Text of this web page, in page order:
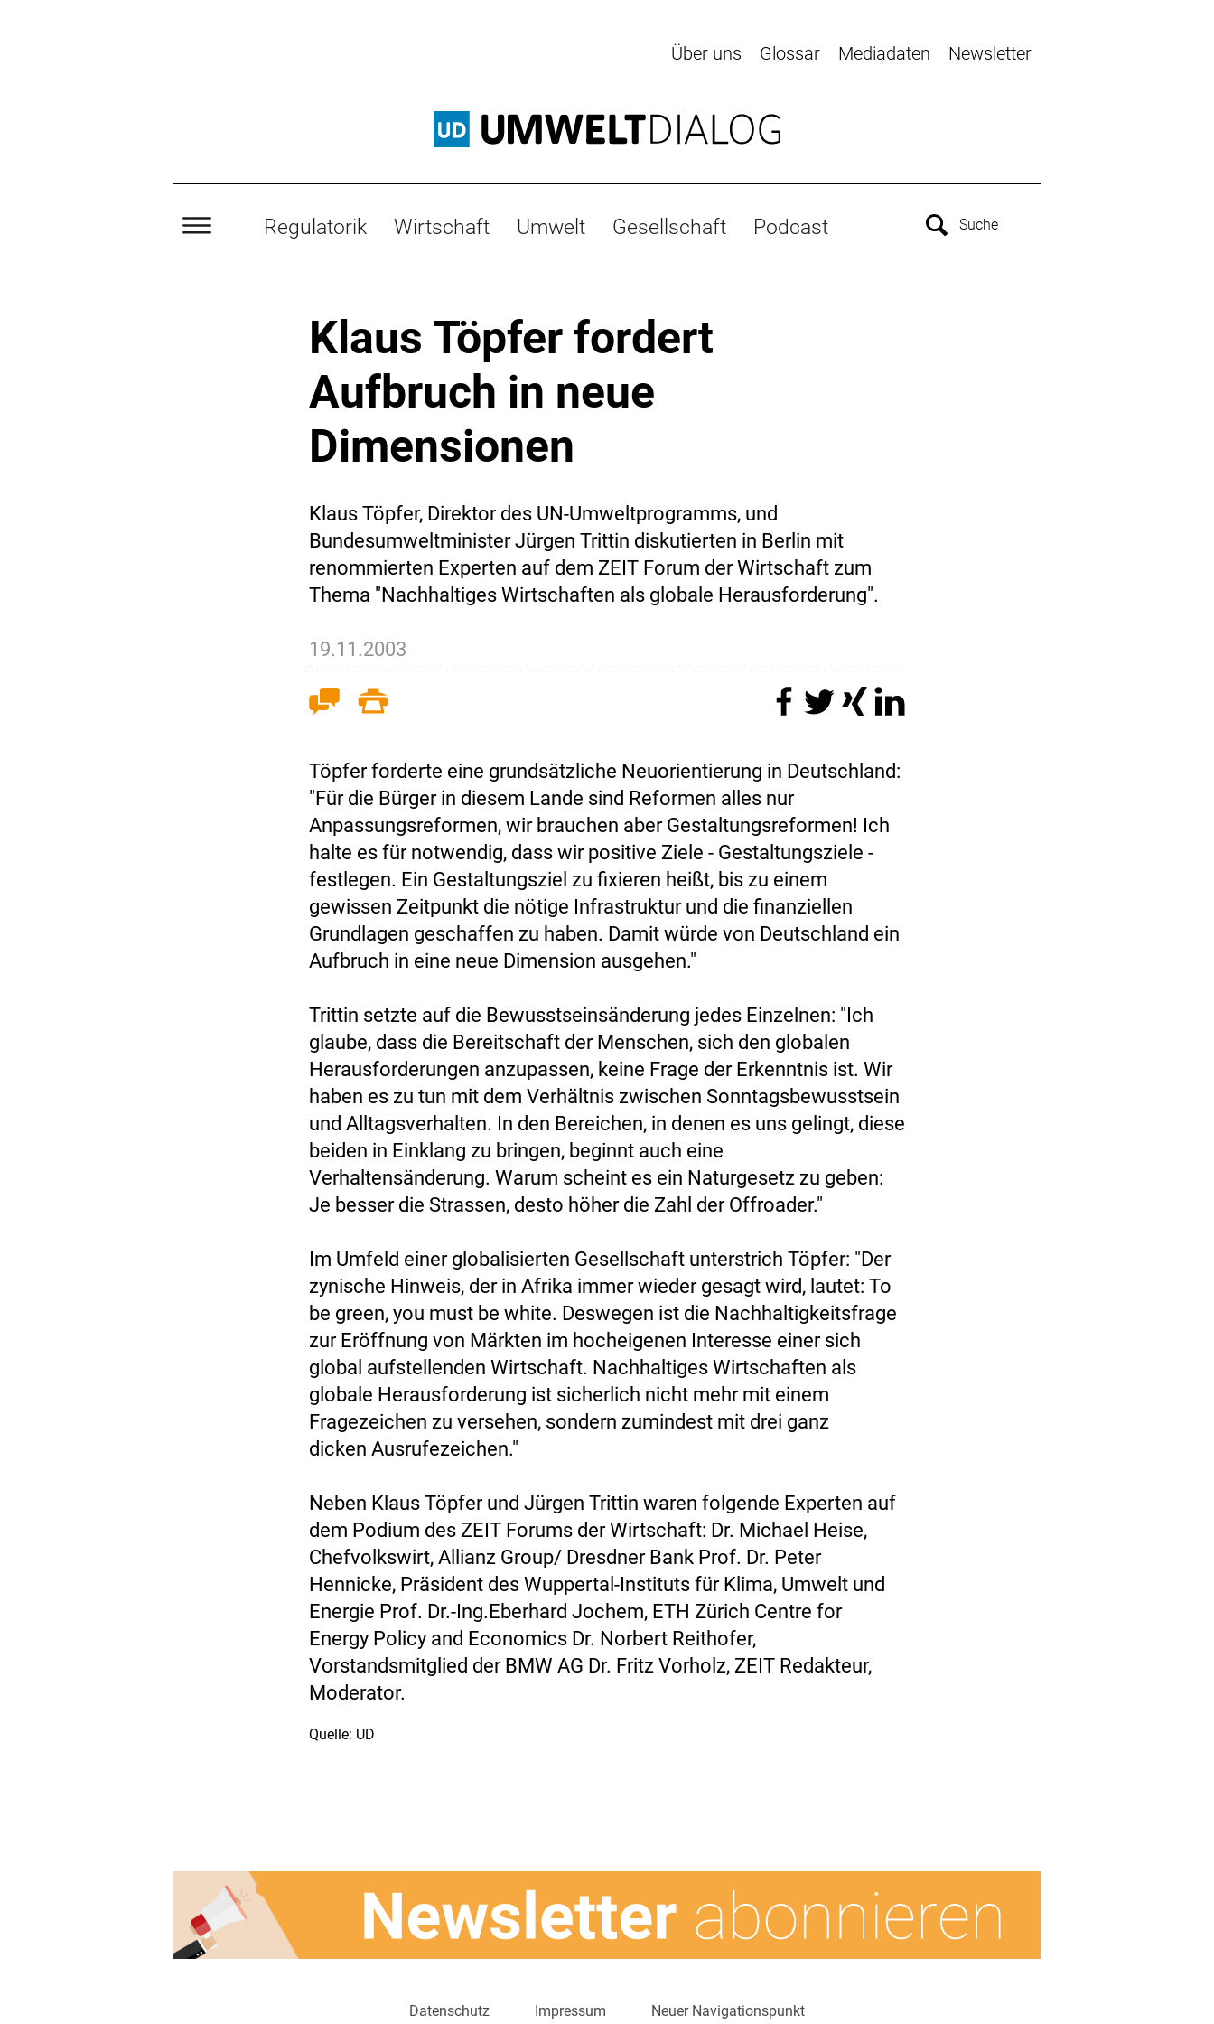
Über uns Glossar Mediadaten Newsletter
Regulatorik Wirtschaft Umwelt Gesellschaft Podcast
Klaus Töpfer fordert
Aufbruch in neue
Dimensionen
Klaus Töpfer, Direktor des UN-Umweltprogramms, und
Bundesumweltminister Jürgen Trittin diskutierten in Berlin mit
renommierten Experten auf dem ZEIT Forum der Wirtschaft zum
Thema "Nachhaltiges Wirtschaften als globale Herausforderung".
19.11.2003
Töpfer forderte eine grundsätzliche Neuorientierung in Deutschland:
"Für die Bürger in diesem Lande sind Reformen alles nur
Anpassungsreformen, wir brauchen aber Gestaltungsreformen! Ich
halte es für notwendig, dass wir positive Ziele - Gestaltungsziele -
festlegen. Ein Gestaltungsziel zu fixieren heißt, bis zu einem
gewissen Zeitpunkt die nötige Infrastruktur und die finanziellen
Grundlagen geschaffen zu haben. Damit würde von Deutschland ein
Aufbruch in eine neue Dimension ausgehen."
Trittin setzte auf die Bewusstseinsänderung jedes Einzelnen: "Ich
glaube, dass die Bereitschaft der Menschen, sich den globalen
Herausforderungen anzupassen, keine Frage der Erkenntnis ist. Wir
haben es zu tun mit dem Verhältnis zwischen Sonntagsbewusstsein
und Alltagsverhalten. In den Bereichen, in denen es uns gelingt, diese
beiden in Einklang zu bringen, beginnt auch eine
Verhaltensänderung. Warum scheint es ein Naturgesetz zu geben:
Je besser die Strassen, desto höher die Zahl der Offroader."
Im Umfeld einer globalisierten Gesellschaft unterstrich Töpfer: "Der
zynische Hinweis, der in Afrika immer wieder gesagt wird, lautet: To
be green, you must be white. Deswegen ist die Nachhaltigkeitsfrage
zur Eröffnung von Märkten im hocheigenen Interesse einer sich
global aufstellenden Wirtschaft. Nachhaltiges Wirtschaften als
globale Herausforderung ist sicherlich nicht mehr mit einem
Fragezeichen zu versehen, sondern zumindest mit drei ganz
dicken Ausrufezeichen."
Neben Klaus Töpfer und Jürgen Trittin waren folgende Experten auf
dem Podium des ZEIT Forums der Wirtschaft: Dr. Michael Heise,
Chefvolkswirt, Allianz Group/ Dresdner Bank Prof. Dr. Peter
Hennicke, Präsident des Wuppertal-Instituts für Klima, Umwelt und
Energie Prof. Dr.-Ing.Eberhard Jochem, ETH Zürich Centre for
Energy Policy and Economics Dr. Norbert Reithofer,
Vorstandsmitglied der BMW AG Dr. Fritz Vorholz, ZEIT Redakteur,
Moderator.
Quelle: UD
Datenschutz Impressum Neuer Navigationspunkt